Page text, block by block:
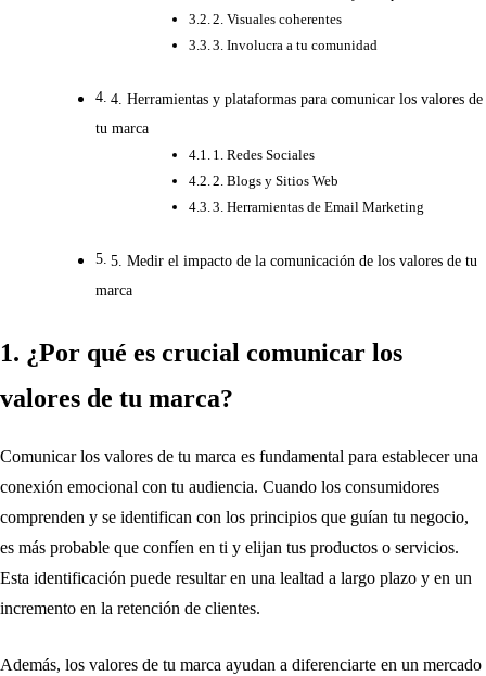
2. Visuales coherentes
3. Involucra a tu comunidad
4. Herramientas y plataformas para comunicar los valores de
tu marca
1. Redes Sociales
2. Blogs y Sitios Web
3. Herramientas de Email Marketing
5. Medir el impacto de la comunicación de los valores de tu
marca
1. ¿Por qué es crucial comunicar los
valores de tu marca?
Comunicar los valores de tu marca es fundamental para establecer una
conexión emocional con tu audiencia. Cuando los consumidores
comprenden y se identifican con los principios que guían tu negocio,
es más probable que confíen en ti y elijan tus productos o servicios.
Esta identificación puede resultar en una lealtad a largo plazo y en un
incremento en la retención de clientes.
Además, los valores de tu marca ayudan a diferenciarte en un mercado